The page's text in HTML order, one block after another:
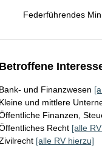
Federführendes
Betroffene
Bank- und Finanzwesen
Kleine und mittlere
Finanzen,
Recht [alle
[alle RV hierzu]